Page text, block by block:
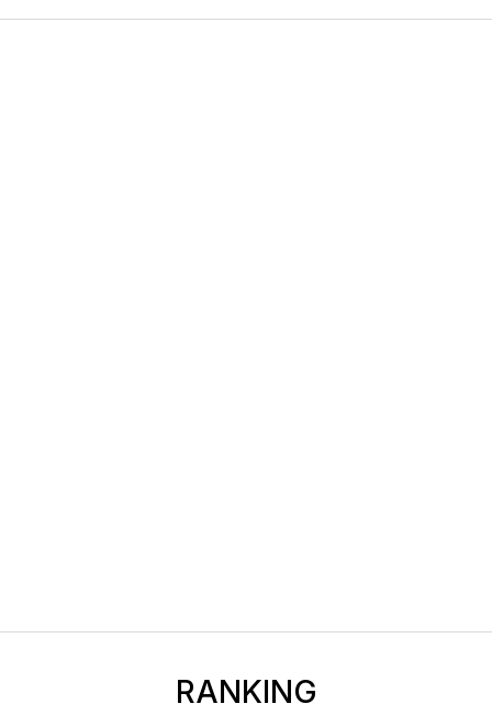
RANKING